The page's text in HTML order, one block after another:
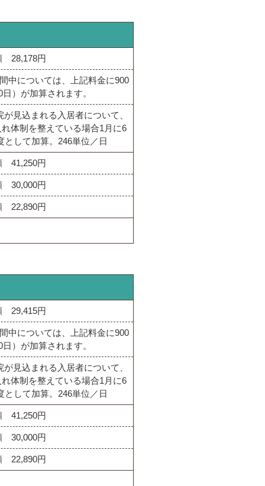
28,178円
中については、上記料金に900
）が加算されます。
見込まれる入居者について、
体制を整えている場合1月に6
として加算。246単位／日
41,250円
30,000円
22,890円
29,415円
中については、上記料金に900
）が加算されます。
見込まれる入居者について、
体制を整えている場合1月に6
として加算。246単位／日
41,250円
30,000円
22,890円